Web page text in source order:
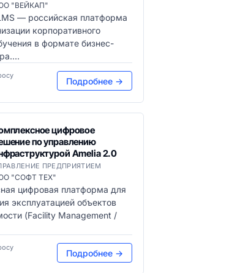
"ВЕЙКАП"
— российская платформа
корпоративного
в формате бизнес-
Подробнее →
цифровое
по управлению
Amelia 2.0
ПРЕДПРИЯТИЕМ
"СОФТ ТЕХ"
цифровая платформа для
эксплуатацией объектов
(Facility Management /
Подробнее →